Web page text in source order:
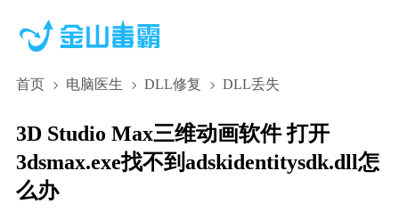
首页 电脑医生 DLL修复 DLL丢失
3D Studio Max三维动画软件 打开
3dsmax.exe找不到adskidentitysdk.dll怎
么办